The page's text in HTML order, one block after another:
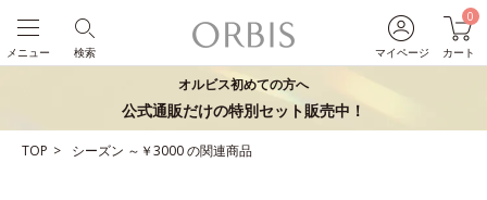
マイページ
0
カート
検索
メニュー
オルビス初めての方へ
公式通販だけの特別セット販売中！
TOP シーズン ～￥3000の関連商品